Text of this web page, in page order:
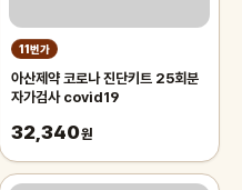
11번가
아산제약 코로나 진단키트 25회분
자가검사 covid19
32,340원